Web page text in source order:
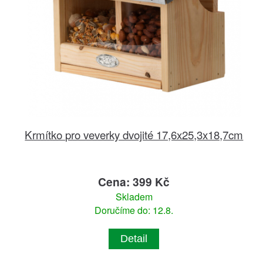
Krmítko pro veverky dvojité 17,6x25,3x18,7cm
Cena: 399 Kč
Skladem
Doručíme do: 12.8.
Detail